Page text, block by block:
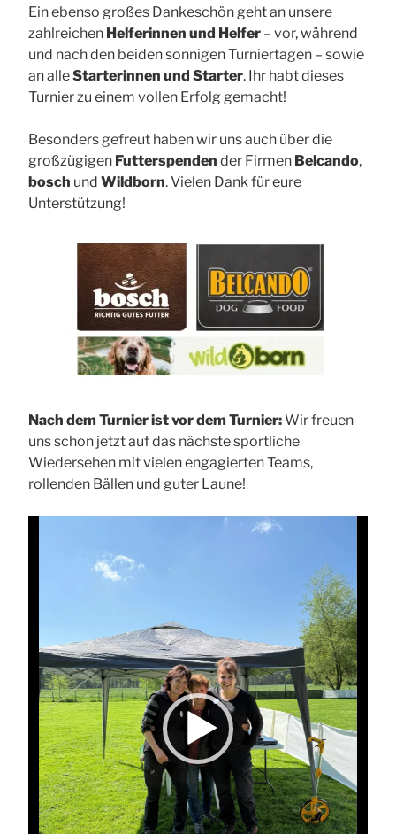
Ein ebenso großes Dankeschön geht an unsere
zahlreichen Helferinnen und Helfer – vor, während
und nach den beiden sonnigen Turniertagen – sowie
an alleStarterinnen und Starter. Ihr habt dieses
Turnier zu einem vollen Erfolg gemacht!
Besonders gefreut haben wir uns auch über die
großzügigen Futterspenden der Firmen Belcando,
bosch und Wildborn. Vielen Dank für eure
Unterstützung!
Nach dem Turnier ist vor dem Turnier:Wir freuen
uns schon jetzt auf das nächste sportliche
Wiedersehen mit vielen engagierten Teams,
rollenden Bällen und guter Laune!